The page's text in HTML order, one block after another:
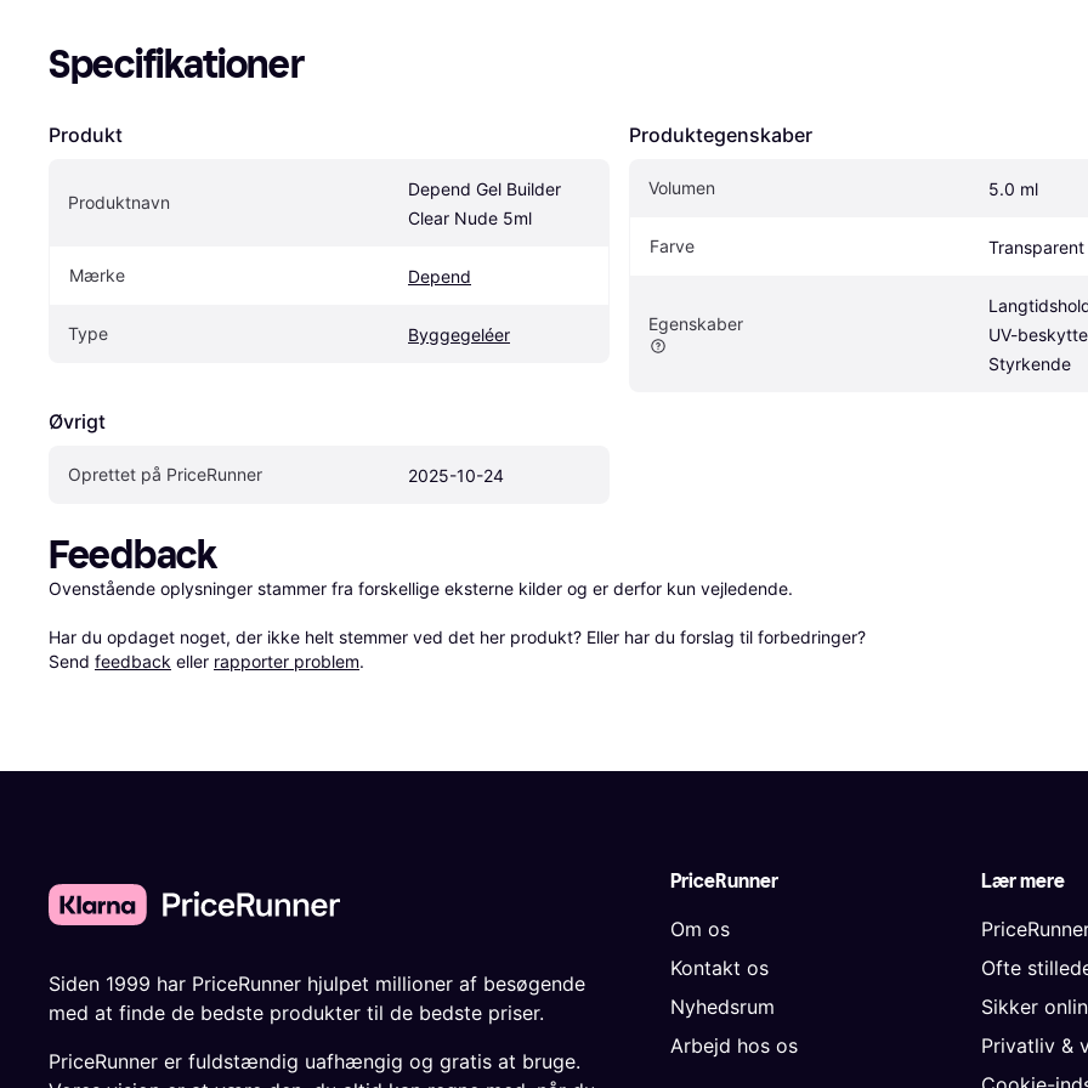
Specifikationer
Produkt
Produktnavn
Depend Gel Builder
Clear Nude 5ml
Mærke Depend
Type Byggegeléer
Øvrigt
Oprettet på PriceRunner 2025-10-24
Produktegenskaber
Volumen 5.0 ml
Farve Transparent
Egenskaber
UV-
Styrkende
Feedback
Ovenstående oplysninger stammer fra forskellige eksterne kilder og er derfor kun vejledende.
Har du opdaget noget, der ikke helt stemmer ved det her produkt? Eller har du forslag til forbedringer?
Send feedback eller rapporter problem.
PriceRunner
Om os
Kontakt os
Nyhedsrum
Arbejd hos os
Lær mere
Ofte
Sikker
Privatliv &
Siden 1999 har PriceRunner hjulpet millioner af besøgende
med at finde de bedste produkter til de bedste priser.
PriceRunner er fuldstændig uafhængig og gratis at bruge.